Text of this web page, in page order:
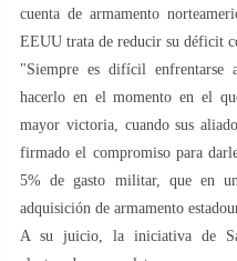
cuenta de armamento
EEUU trata de reducir su déficit
"Siempre es difícil enfrentarse
hacerlo en el momento en el
mayor victoria, cuando sus
firmado el compromiso para
5% de gasto militar, que en
adquisición de armamento
A su juicio, la iniciativa de